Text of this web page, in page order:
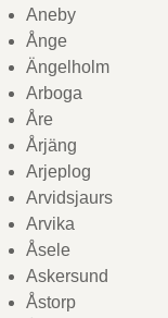
Aneby
Ånge
Ängelholm
Arboga
Åre
Årjäng
Arjeplog
Arvidsjaurs
Arvika
Åsele
Askersund
Åstorp